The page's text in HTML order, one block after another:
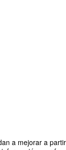
a mejorar a